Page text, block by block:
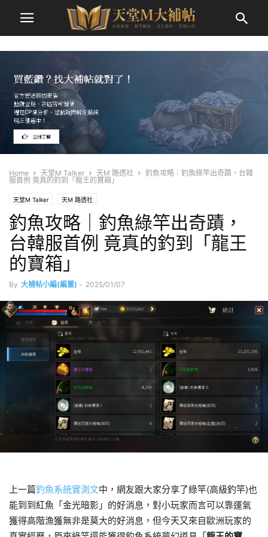
Home 天堂M Talker 天M 路透社
釣魚攻略｜釣魚綠竿出奇蹟，台韓
服首例 竟真的釣到「龍王的寶箱」
天堂M Talker 天M 路透社
釣魚攻略｜釣魚綠竿出奇蹟，
台韓服首例 竟真的釣到「龍王
的寶箱」
By 大補帖小編(編董) - 2025/01/07
上一篇釣魚系統實測文中，網友跟大家分享了綠竿(高級釣竿)也
能到到紅魚「金光暗影」的好消息，對小玩家而言可以靠運氣
獲得高階漁獲無非是莫大的好消息，但今天又來自歐洲玩家的